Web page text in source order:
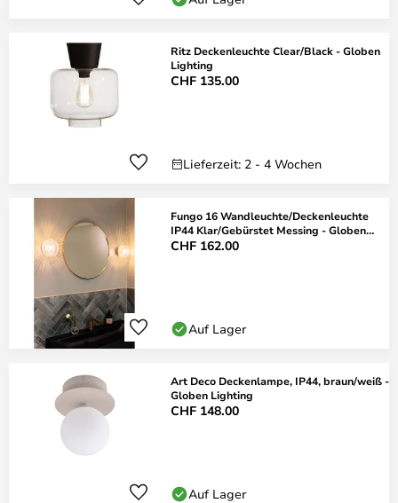
Ritz Deckenleuchte Clear/Black - Globen
Lighting
CHF 135.00
Lieferzeit: 2 - 4 Wochen
Fungo 16 Wandleuchte/Deckenleuchte
IP44 Klar/Gebürstet Messing - Globen
Lighting
CHF 162.00
Auf Lager
Art Deco Deckenlampe, IP44, braun/weiß -
Globen Lighting
CHF 148.00
Auf Lager